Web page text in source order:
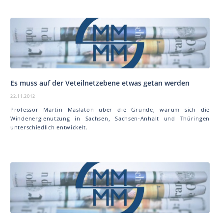
Es muss auf der Veteilnetzebene etwas getan werden
22.11.2012
Professor Martin Mas la ton über die Gründe, warum sich die
Windenergienutzung in Sachsen, Sachsen-Anhalt und Thüringen
unterschiedlich entwickelt.